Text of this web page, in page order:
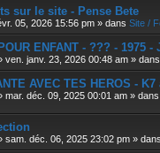
sur le site - Pense Bete
05, 2026 15:56 pm » dans Site /
ENFANT - ??? - 1975 -
ven. janv. 23, 2026 00:48 am » dans
AVEC TES HEROS -
mar. déc. 09, 2025 00:01 am » dans
sam. déc. 06, 2025 23:02 pm » dans